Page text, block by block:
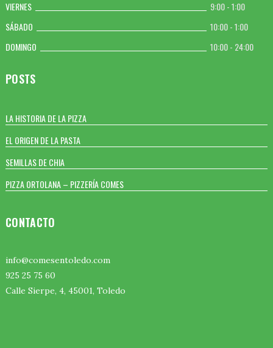
VIERNES
9:00 - 1:00
SÁBADO
10:00 - 1:00
DOMINGO
10:00 - 24:00
POSTS
LA HISTORIA DE LA PIZZA
EL ORIGEN DE LA PASTA
SEMILLAS DE CHIA
PIZZA ORTOLANA – PIZZERÍA COMES
CONTACTO
info@comesentoledo.com
925 25 75 60
Calle Sierpe, 4, 45001, Toledo